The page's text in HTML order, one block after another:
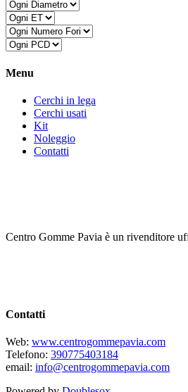
Menu
Cerchi in lega
Cerchi usati
Kit
Noleggio
Contatti
Centro Gomme Pavia è un rivenditore
Contatti
Web: www.centrogommepavia.com
Telefono: 390775403184
email: info@centrogommepavia.com